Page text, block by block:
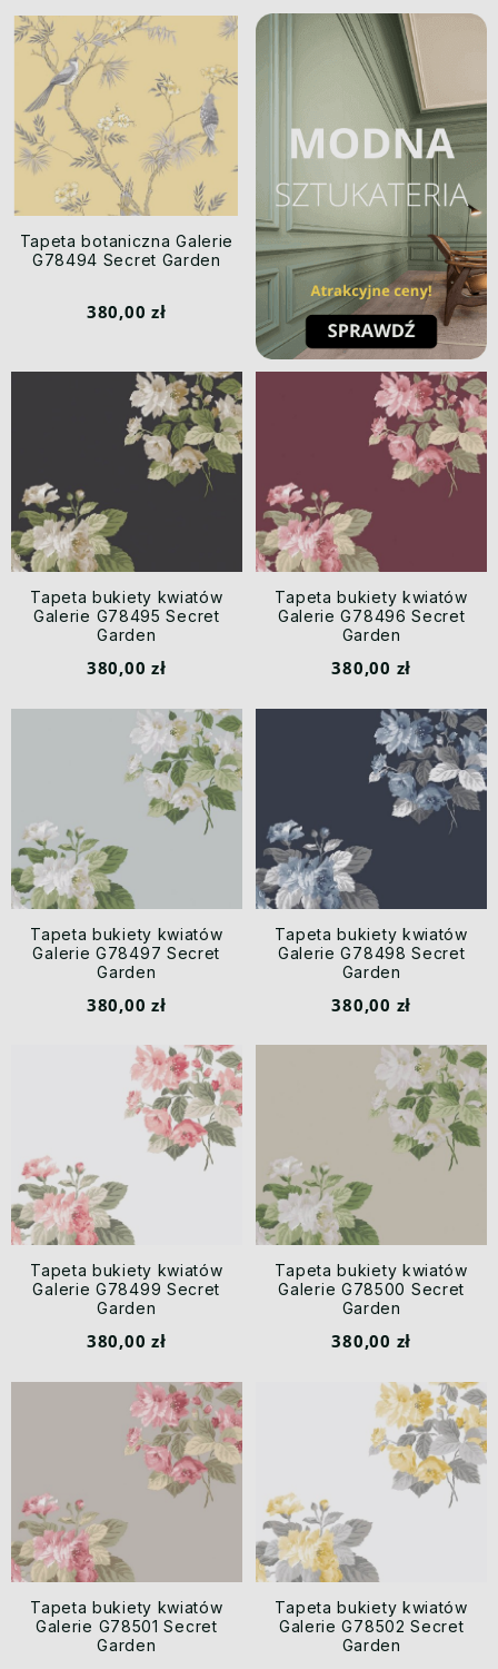
Tapeta botaniczna Galerie
G78494 Secret Garden
380,00 zł
Tapeta bukiety kwiatów
Galerie G78495 Secret
Garden
380,00 zł
Tapeta bukiety kwiatów
Galerie G78496 Secret
Garden
380,00 zł
Tapeta bukiety kwiatów
Galerie G78497 Secret
Garden
380,00 zł
Tapeta bukiety kwiatów
Galerie G78498 Secret
Garden
380,00 zł
Tapeta bukiety kwiatów
Galerie G78499 Secret
Garden
380,00 zł
Tapeta bukiety kwiatów
Galerie G78500 Secret
Garden
380,00 zł
Tapeta bukiety kwiatów
Galerie G78501 Secret
Garden
Tapeta bukiety kwiatów
Galerie G78502 Secret
Garden